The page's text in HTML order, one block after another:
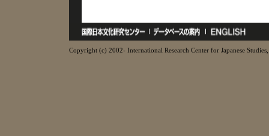
Copyright (c) 2002- International Research Center for Japanese